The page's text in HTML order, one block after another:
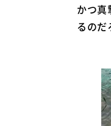
かつ真
るのだ